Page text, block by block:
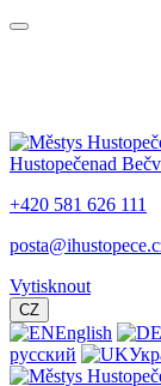
Hustopečenad
+420 581 626 111
Vytisknout
CZ
English
русский